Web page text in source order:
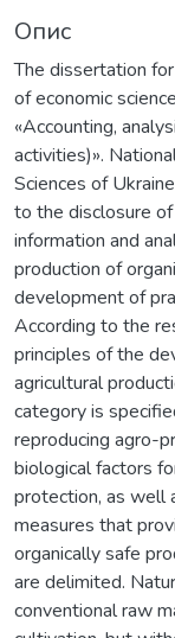
Опис
The dissertation
of economic
«Аccounting,
activities)».
Sciences of
to the disclosure
information and
production of
development of
According to the
principles of the
agricultural
category is
reproducing agro-
biological factors
protection, as well
measures that
organically safe
are delimited.
conventional raw